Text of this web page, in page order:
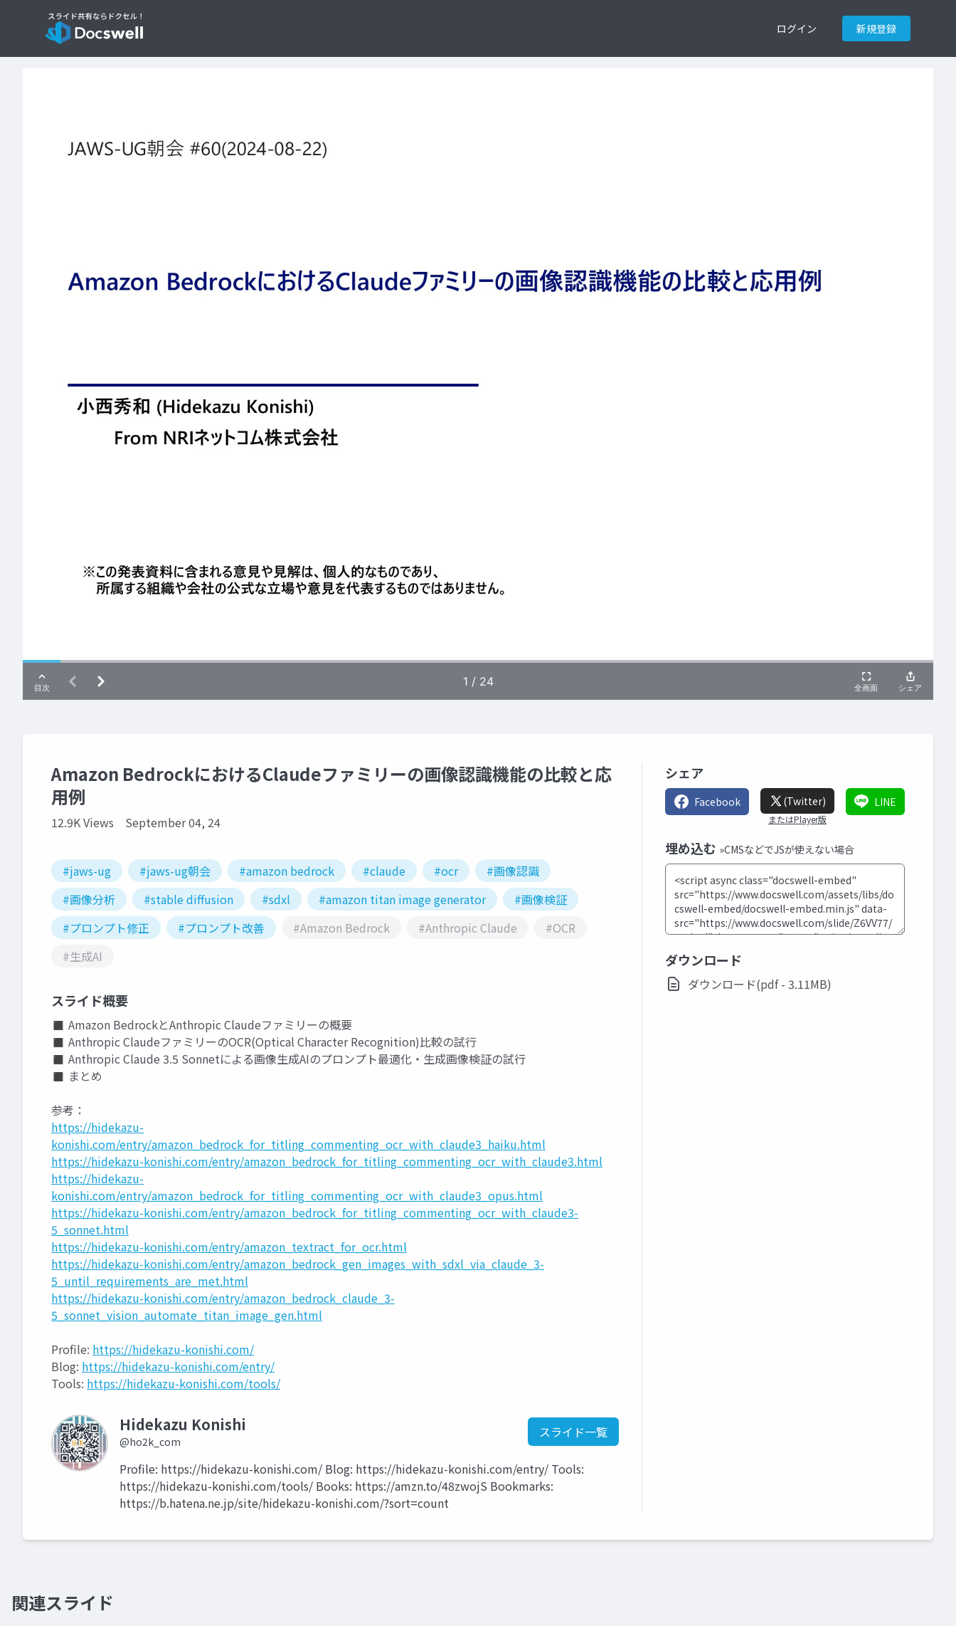
ログイン 新規登録
Amazon BedrockにおけるClaudeファミリーの画像認識機能の比較と応
用例
12.9K Views September 04, 24
#jaws-ug #jaws-ug朝会 #amazon bedrock #claude #ocr
#画像認識
#画像分析
#stable diffusion #sdxl #amazon titan image generator
#画像検証
#プロンプト修正
#プロンプト改善 #Amazon Bedrock #Anthropic Claude
#OCR
#生成AI
スライド概要
◼ Amazon BedrockとAnthropic Claudeファミリーの概要
◼ Anthropic ClaudeファミリーのOCR(Optical Character Recognition)比較の試行
◼ Anthropic Claude 3.5 Sonnetによる画像生成AIのプロンプト最適化・生成画像検証の試行
◼ まとめ
参考：
https://hidekazu-
konishi.com/entry/amazon_bedrock_for_titling_commenting_ocr_with_claude3_haiku.html
https://hidekazu-konishi.com/entry/amazon_bedrock_for_titling_commenting_ocr_with_claude3.html
https://hidekazu-
konishi.com/entry/amazon_bedrock_for_titling_commenting_ocr_with_claude3_opus.html
https://hidekazu-konishi.com/entry/amazon_bedrock_for_titling_commenting_ocr_with_claude3-
5_sonnet.html
https://hidekazu-konishi.com/entry/amazon_textract_for_ocr.html
https://hidekazu-konishi.com/entry/amazon_bedrock_gen_images_with_sdxl_via_claude_3-
5_until_requirements_are_met.html
https://hidekazu-konishi.com/entry/amazon_bedrock_claude_3-
5_sonnet_vision_automate_titan_image_gen.html
Profile: https://hidekazu-konishi.com/
Blog: https://hidekazu-konishi.com/entry/
Tools: https://hidekazu-konishi.com/tools/
Hidekazu Konishi
@ho2k_com
スライド一覧
Profile: https://hidekazu-konishi.com/ Blog: https://hidekazu-konishi.com/entry/ Tools:
https://hidekazu-konishi.com/tools/ Books: https://amzn.to/48zwojS Bookmarks:
https://b.hatena.ne.jp/site/hidekazu-konishi.com/?sort=count
シェア
Facebook (Twitter)
またはPlayer版
LINE
埋め込む »CMSなどでJSが使えない場合
ダウンロード
ダウンロード(pdf - 3.11MB)
関連スライド